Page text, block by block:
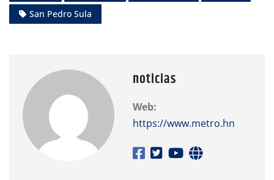
San Pedro Sula
noticias
Web:
https://www.metro.hn